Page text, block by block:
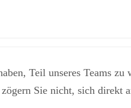
Teil unseres Teams
Sie nicht, sich direkt